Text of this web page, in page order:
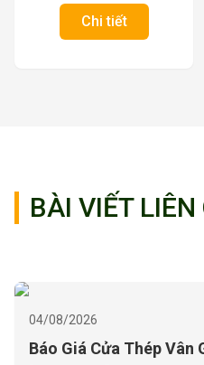
Chi tiết
BÀI VIẾT LIÊN
03/08/2026
Báo giá cửa phòng ngủ